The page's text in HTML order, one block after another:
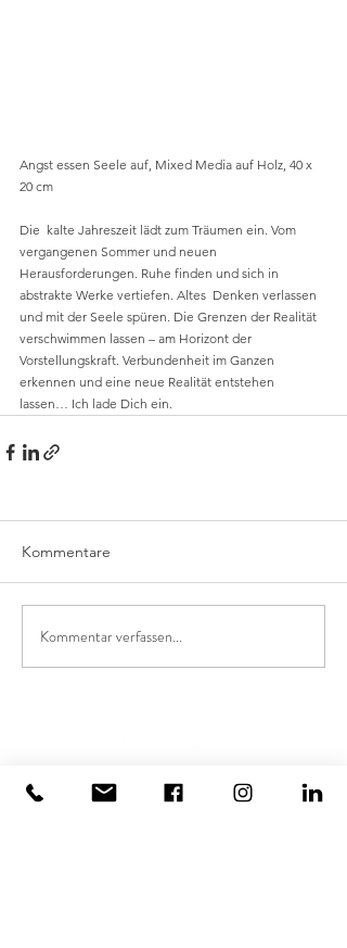
Angst essen Seele auf, Mixed Media auf Holz, 40 x
20 cm
Die  kalte Jahreszeit lädt zum Träumen ein. Vom
vergangenen Sommer und neuen
Herausforderungen. Ruhe finden und sich in
abstrakte Werke vertiefen. Altes  Denken verlassen
und mit der Seele spüren. Die Grenzen der Realität
verschwimmen lassen – am Horizont der
Vorstellungskraft. Verbundenheit im Ganzen
erkennen und eine neue Realität entstehen
lassen… Ich lade Dich ein.
Kommentare
Kommentar verfassen...
KUNST FÜRS BÜRO